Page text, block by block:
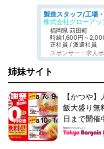
株式会社グローアッ
福岡県 苅田町
時給1,600円～
正社員 / 派遣社員
スポンサー：求人
姉妹サイト
【かつや
飯大盛り無
日まで開催